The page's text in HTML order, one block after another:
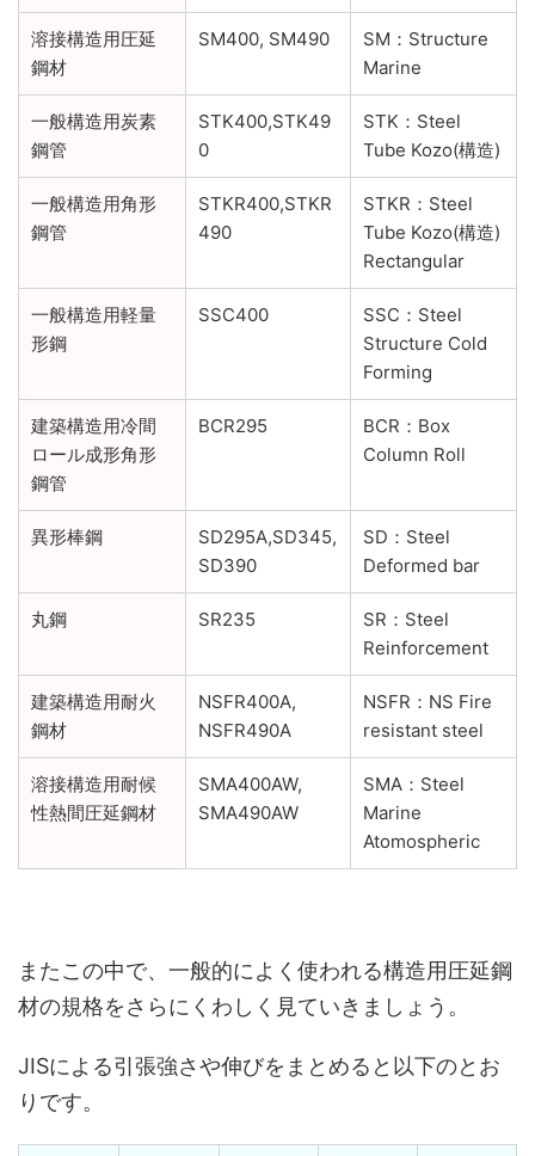
溶接構造用圧延
鋼材
SM400, SM490
SM：Structure
Marine
一般構造用炭素
鋼管
STK400,STK49
0
STK：Steel
Tube Kozo(構造)
一般構造用角形
鋼管
STKR400,STKR
490
STKR：Steel
Tube Kozo(構造)
Rectangular
一般構造用軽量
形鋼
SSC400
SSC：Steel
Structure Cold
Forming
建築構造用冷間
ロール成形角形
鋼管
BCR295
BCR：Box
Column Roll
異形棒鋼
SD295A,SD345,
SD390
SD：Steel
Deformed bar
丸鋼 SR235
SR：Steel
Reinforcement
建築構造用耐火
鋼材
NSFR400A,
NSFR490A
NSFR：NS Fire
resistant steel
溶接構造用耐候
性熱間圧延鋼材
SMA400AW,
SMA490AW
SMA：Steel
Marine
Atomospheric
またこの中で、一般的によく使われる構造用圧延鋼
材の規格をさらにくわしく見ていきましょう。
JISによる引張強さや伸びをまとめると以下のとお
りです。